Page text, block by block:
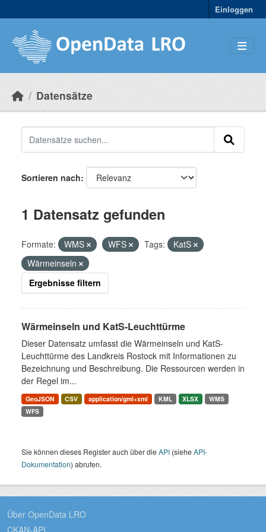
Einloggen
Datensätze
Sortieren nach
1 Datensatz gefunden
Formate: WMS WFS Tags:
KatS
Wärmeinseln
Ergebnisse filtern
Wärmeinseln und KatS-Leuchttürme
Dieser Datensatz umfasst die Wärmeinseln und KatS-
Leuchttürme des Landkreis Rostock mit Informationen zu
Bezeichnung und Beschreibung. Die Ressourcen werden in
der Regel im...
GeoJSON CSV application/gml+xml KML XLSX
WMS
WFS
Sie können dieses Register auch über dieAPI (sieheAPI-
Dokumentation) abrufen.
Über OpenData LRO
CKAN-API